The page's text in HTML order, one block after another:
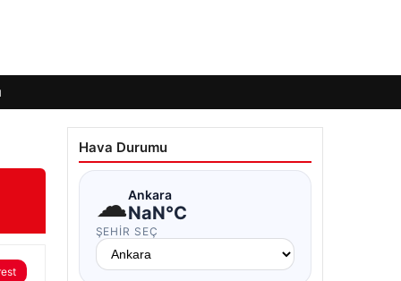
Hava Durumu
☁Ankara
NaN°C
ŞEHIR SEÇ